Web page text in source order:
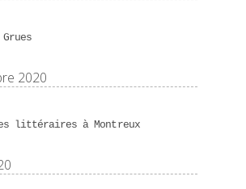
2020
littéraires à Montreux